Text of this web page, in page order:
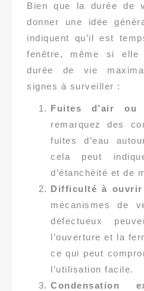
Bien que la durée de
donner une idée
indiquent qu’il est
fenêtre, même si elle
durée de vie
signes à surveiller :
Fuites d’air ou
remarquez des
fuites d’eau
cela peut
d’étanchéité et de
Difficulté à
mécanismes de
défectueux
l’ouverture et la
ce qui peut
l’utilisation facile.
Condensation